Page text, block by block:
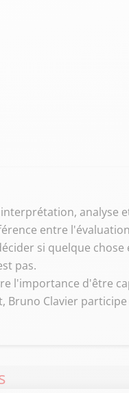
analyse
entre
si quelque
pas.
l'importance d'être
Bruno Clavier